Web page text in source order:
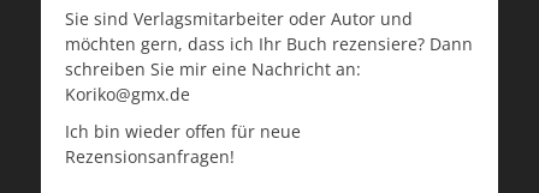
Sie sind Verlagsmitarbeiter oder Autor und
möchten gern, dass ich Ihr Buch rezensiere? Dann
schreiben Sie mir eine Nachricht an:
Koriko@gmx.de
Ich bin wieder offen für neue
Rezensionsanfragen!